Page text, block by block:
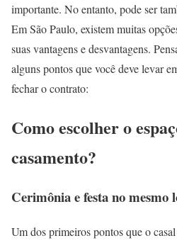
importante. No entanto, pode ser
Em São Paulo, existem muitas
suas vantagens e desvantagens.
alguns pontos que você deve levar
fechar o contrato:
Como escolher o
casamento?
Cerimônia e festa no mesmo
Um dos primeiros pontos que o